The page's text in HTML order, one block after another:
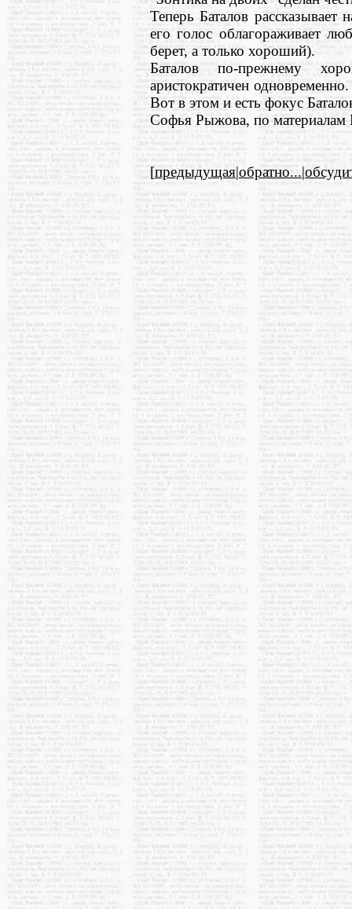
Теперь Баталов рассказывает
его голос облагораживает
берет, а только хороший).
Баталов по-прежнему
аристократичен
Вот в этом и есть фокус
Софья Рыжова, по материалам
[предыдущая|обратно...|